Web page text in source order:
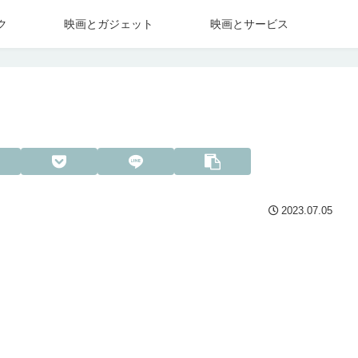
映画とガジェット 映画とサービス
2023.07.05